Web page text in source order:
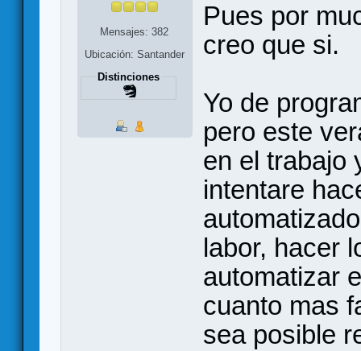
Mensajes: 382
Ubicación: Santander
Distinciones
Pues por
creo que si.
Yo de
pero este
en el trabajo
intentare
labor, hacer
automatizar
cuanto mas
sea posible